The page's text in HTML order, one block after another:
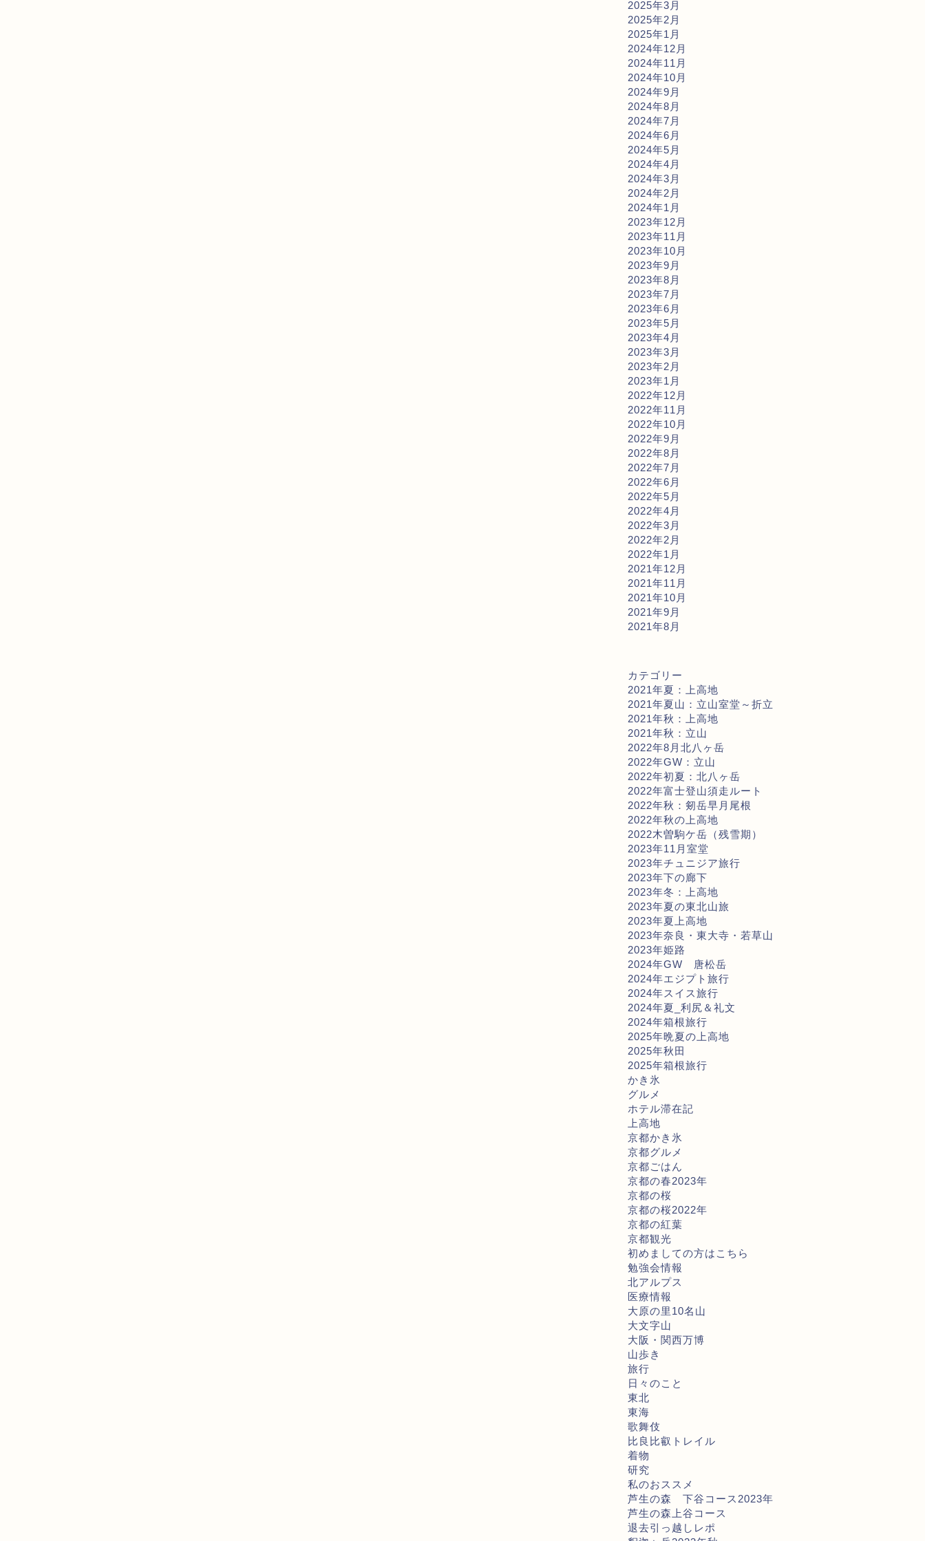
2025年3月
2025年2月
2025年1月
2024年12月
2024年11月
2024年10月
2024年9月
2024年8月
2024年7月
2024年6月
2024年5月
2024年4月
2024年3月
2024年2月
2024年1月
2023年12月
2023年11月
2023年10月
2023年9月
2023年8月
2023年7月
2023年6月
2023年5月
2023年4月
2023年3月
2023年2月
2023年1月
2022年12月
2022年11月
2022年10月
2022年9月
2022年8月
2022年7月
2022年6月
2022年5月
2022年4月
2022年3月
2022年2月
2022年1月
2021年12月
2021年11月
2021年10月
2021年9月
2021年8月
カテゴリー
2021年夏：上高地
2021年夏山：立山室堂～折立
2021年秋：上高地
2021年秋：立山
2022年8月北八ヶ岳
2022年GW：立山
2022年初夏：北八ヶ岳
2022年富士登山須走ルート
2022年秋：剱岳早月尾根
2022年秋の上高地
2022木曽駒ケ岳（残雪期）
2023年11月室堂
2023年チュニジア旅行
2023年下の廊下
2023年冬：上高地
2023年夏の東北山旅
2023年夏上高地
2023年奈良・東大寺・若草山
2023年姫路
2024年GW 唐松岳
2024年エジプト旅行
2024年スイス旅行
2024年夏_利尻＆礼文
2024年箱根旅行
2025年晩夏の上高地
2025年秋田
2025年箱根旅行
かき氷
グルメ
ホテル滞在記
上高地
京都かき氷
京都グルメ
京都ごはん
京都の春2023年
京都の桜
京都の桜2022年
京都の紅葉
京都観光
初めましての方はこちら
勉強会情報
北アルプス
医療情報
大原の里10名山
大文字山
大阪・関西万博
山歩き
旅行
日々のこと
東北
東海
歌舞伎
比良比叡トレイル
着物
研究
私のおススメ
芦生の森 下谷コース2023年
芦生の森上谷コース
退去引っ越しレポ